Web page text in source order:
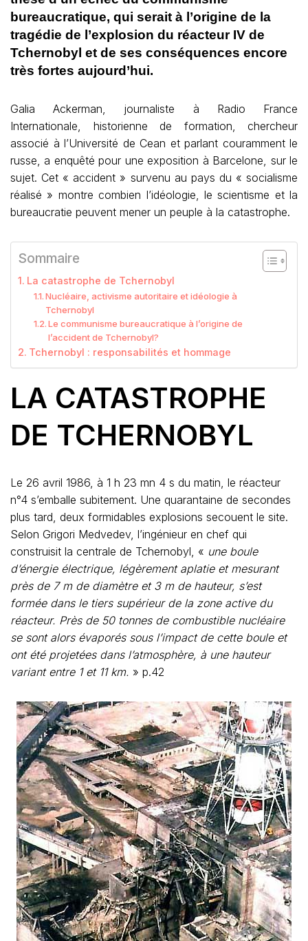
bureaucratique, qui serait à l’origine de la
tragédie de l’explosion du réacteur IV de
Tchernobyl et de ses conséquences encore
très fortes aujourd’hui.
Galia Ackerman, journaliste à Radio France
Internationale, historienne de formation, chercheur
associé à l’Université de Cean et parlant couramment le
russe, a enquêté pour une exposition à Barcelone, sur le
sujet. Cet « accident » survenu au pays du « socialisme
réalisé » montre combien l’idéologie, le scientisme et la
bureaucratie peuvent mener un peuple à la catastrophe.
Sommaire
La catastrophe de Tchernobyl
Nucléaire, activisme autoritaire et idéologie à
Tchernobyl
Le communisme bureaucratique à l’origine de
l’accident de Tchernobyl?
Tchernobyl : responsabilités et hommage
LA CATASTROPHE
DE TCHERNOBYL
Le 26 avril 1986, à 1 h 23 mn 4 s du matin, le réacteur
n°4 s’emballe subitement. Une quarantaine de secondes
plus tard, deux formidables explosions secouent le site.
Selon Grigori Medvedev, l’ingénieur en chef qui
construisit la centrale de Tchernobyl, « une boule
d’énergie électrique, légèrement aplatie et mesurant
près de 7 m de diamètre et 3 m de hauteur, s’est
formée dans le tiers supérieur de la zone active du
réacteur. Près de 50 tonnes de combustible nucléaire
se sont alors évaporés sous l’impact de cette boule et
ont été projetées dans l’atmosphère, à une hauteur
variant entre 1 et 11 km. » p.42